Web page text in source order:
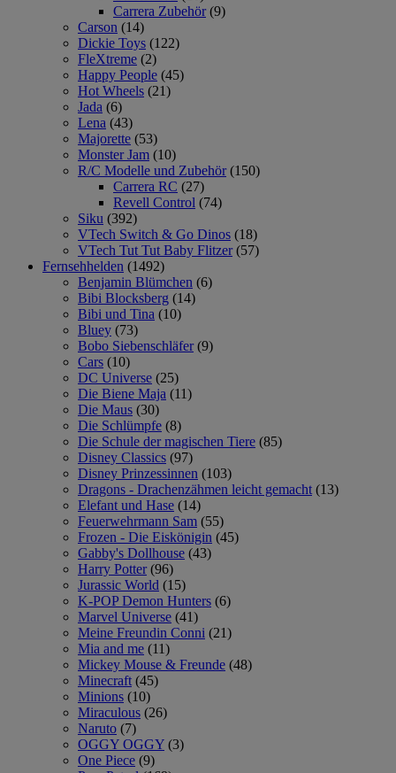
Carrera Zubehör (9)
Carson (14)
Dickie Toys (122)
FleXtreme (2)
Happy People (45)
Hot Wheels (21)
Jada (6)
Lena (43)
Majorette (53)
Monster Jam (10)
R/C Modelle und Zubehör (150)
Carrera RC (27)
Revell Control (74)
Siku (392)
VTech Switch & Go Dinos (18)
VTech Tut Tut Baby Flitzer (57)
Fernsehhelden (1492)
Benjamin Blümchen (6)
Bibi Blocksberg (14)
Bibi und Tina (10)
Bluey (73)
Bobo Siebenschläfer (9)
Cars (10)
DC Universe (25)
Die Biene Maja (11)
Die Maus (30)
Die Schlümpfe (8)
Die Schule der magischen Tiere (85)
Disney Classics (97)
Disney Prinzessinnen (103)
Dragons - Drachenzähmen leicht gemacht (13)
Elefant und Hase (14)
Feuerwehrmann Sam (55)
Frozen - Die Eiskönigin (45)
Gabby's Dollhouse (43)
Harry Potter (96)
Jurassic World (15)
K-POP Demon Hunters (6)
Marvel Universe (41)
Meine Freundin Conni (21)
Mia and me (11)
Mickey Mouse & Freunde (48)
Minecraft (45)
Minions (10)
Miraculous (26)
Naruto (7)
OGGY OGGY (3)
One Piece (9)